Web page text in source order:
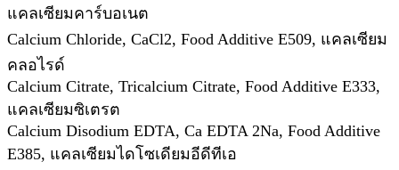
แคลเซียมคาร์บอเนต
Calcium Chloride, CaCl2, Food Additive E509, แคลเซียม
คลอไรด์
Calcium Citrate, Tricalcium Citrate, Food Additive E333,
แคลเซียมซิเตรต
Calcium Disodium EDTA, Ca EDTA 2Na, Food Additive
E385, แคลเซียมไดโซเดียมอีดีทีเอ